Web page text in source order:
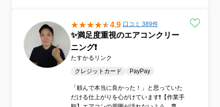
4.9 口コミ 389件
✨満足度重視のエアコンクリー
ニング❗️
たすかるリンク
クレジットカード
PayPay
「頼んで本当に良かった！」と思っていた
だける仕上がりを心がけています❗️【作業手